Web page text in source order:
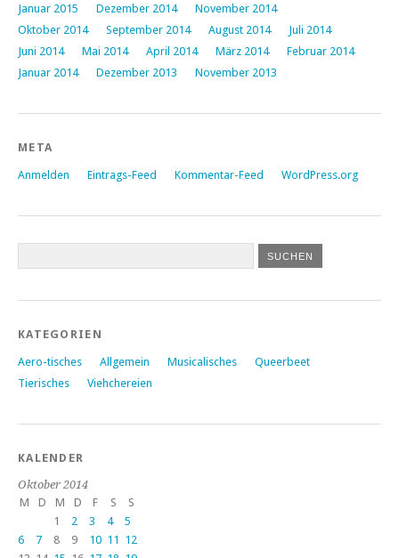
Januar 2015
Dezember 2014
November 2014
Oktober 2014
September 2014 August 2014
Juli 2014
Juni 2014
Mai 2014 April 2014 März 2014
Februar 2014
Januar 2014
Dezember 2013 November 2013
META
Anmelden Eintrags-Feed Kommentar-Feed WordPress.org
KATEGORIEN
Aero-tisches Allgemein Musicalisches
Queerbeet
Tierisches
Viehchereien
KALENDER
Oktober 2014
M
D M D F S
S
1
2 3 4
5
6
7 8 9 10 11 12